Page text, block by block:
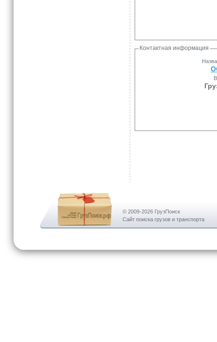
Контактная информация
© 2009-2026 ГрузПоиск
Сайт поиска грузов и транспорта